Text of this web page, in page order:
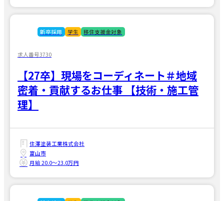
新卒採用 学生 移住支援金対象
求人番号3730
【27卒】現場をコーディネート＃地域
密着・貢献するお仕事 【技術・施工管
理】
住澤塗装工業株式会社
富山市
月給 20.0〜23.0万円